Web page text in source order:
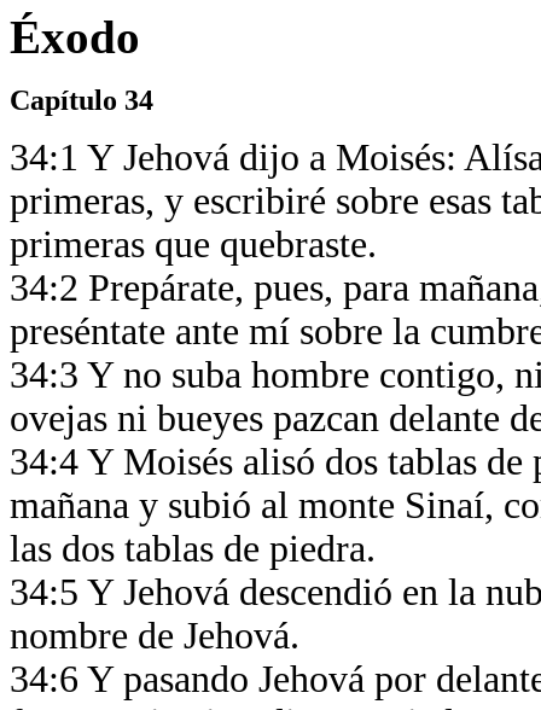
Éxodo
Capítulo 34
34:1 Y Jehová dijo a Moisés:
primeras, y escribiré sobre esas
primeras que quebraste.
34:2 Prepárate, pues, para
preséntate ante mí sobre la
34:3 Y no suba hombre contigo,
ovejas ni bueyes pazcan delante
34:4 Y Moisés alisó dos tablas
mañana y subió al monte Sinaí,
las dos tablas de piedra.
34:5 Y Jehová descendió en la
nombre de Jehová.
34:6 Y pasando Jehová por